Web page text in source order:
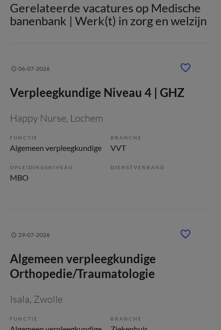
Gerelateerde vacatures op Medische
banenbank | Werk(t) in zorg en welzijn
06-07-2026
Verpleegkundige Niveau 4 | GHZ
Happy Nurse, Lochem
FUNCTIE
Algemeen verpleegkundige
BRANCHE
VVT
OPLEIDINGSNIVEAU
MBO
DIENSTVERBAND
29-07-2026
Algemeen verpleegkundige
Orthopedie/Traumatologie
Isala, Zwolle
FUNCTIE BRANCHE